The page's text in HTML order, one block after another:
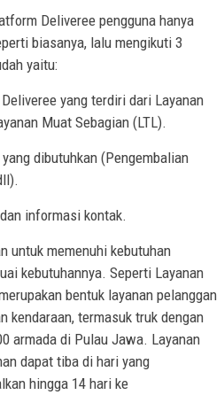
Deliveree pengguna hanya
biasanya, lalu mengikuti 3
yaitu:
yang terdiri dari Layanan
Muat Sebagian (LTL).
dibutuhkan (Pengembalian
informasi kontak.
untuk memenuhi kebutuhan
kebutuhannya. Seperti Layanan
bentuk layanan pelanggan
kendaraan, termasuk truk dengan
armada di Pulau Jawa. Layanan
dapat tiba di hari yang
hingga 14 hari ke